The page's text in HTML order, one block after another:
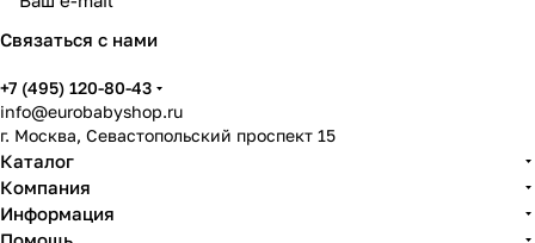
Связаться с нами
+7 (495) 120-80-43
info@eurobabyshop.ru
г. Москва, Севастопольский проспект 15
Каталог
Компания
Информация